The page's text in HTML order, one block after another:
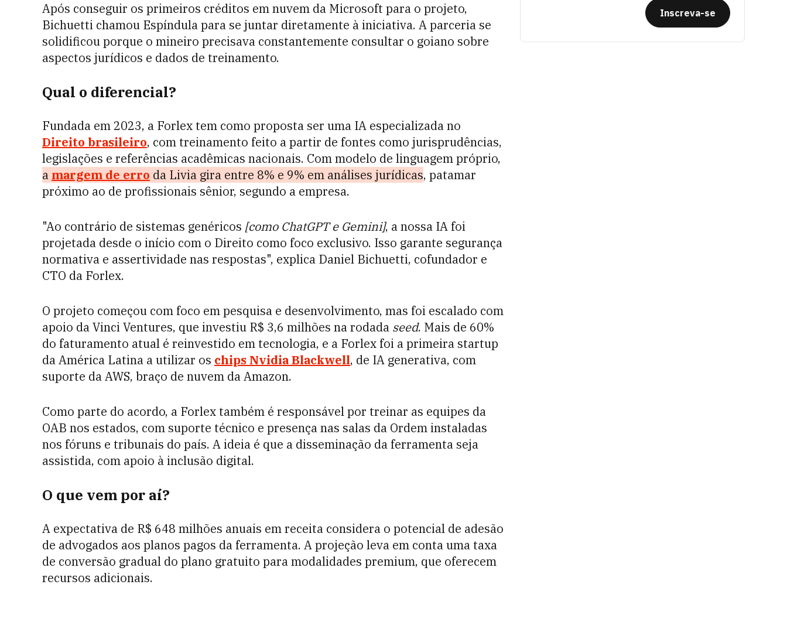
Após conseguir os primeiros créditos em nuvem da Microsoft para o projeto,
Bichuetti chamou Espíndula para se juntar diretamente à iniciativa. A parceria se
solidificou porque o mineiro precisava constantemente consultar o goiano sobre
aspectos jurídicos e dados de treinamento.
Qual o diferencial?
Fundada em 2023, a Forlex tem como proposta ser uma IA especializada no
Direito brasileiro, com treinamento feito a partir de fontes como jurisprudências,
legislações e referências acadêmicas nacionais. Com modelo de linguagem próprio,
a margem de erro da Livia gira entre 8% e 9% em análises jurídicas, patamar
próximo ao de profissionais sênior, segundo a empresa.
"Ao contrário de sistemas genéricos [como ChatGPT e Gemini], a nossa IA foi
projetada desde o início com o Direito como foco exclusivo. Isso garante segurança
normativa e assertividade nas respostas", explica Daniel Bichuetti, cofundador e
CTO da Forlex.
O projeto começou com foco em pesquisa e desenvolvimento, mas foi escalado com
apoio da Vinci Ventures, que investiu R$ 3,6 milhões na rodada seed. Mais de 60%
do faturamento atual é reinvestido em tecnologia, e a Forlex foi a primeira startup
da América Latina a utilizar os chips Nvidia Blackwell, de IA generativa, com
suporte da AWS, braço de nuvem da Amazon.
Como parte do acordo, a Forlex também é responsável por treinar as equipes da
OAB nos estados, com suporte técnico e presença nas salas da Ordem instaladas
nos fóruns e tribunais do país. A ideia é que a disseminação da ferramenta seja
assistida, com apoio à inclusão digital.
O que vem por aí?
A expectativa de R$ 648 milhões anuais em receita considera o potencial de adesão
de advogados aos planos pagos da ferramenta. A projeção leva em conta uma taxa
de conversão gradual do plano gratuito para modalidades premium, que oferecem
recursos adicionais.
Inscreva-se